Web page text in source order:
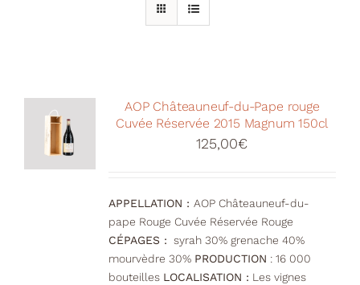
Votre Panier
AOP Châteauneuf-du-Pape rouge
Cuvée Réservée 2015 Magnum 150cl
125,00€
APPELLATION : AOP Châteauneuf-du-
pape Rouge Cuvée Réservée Rouge
CÉPAGES : syrah 30% grenache 40%
mourvèdre 30% PRODUCTION : 16 000
bouteilles LOCALISATION : Les vignes